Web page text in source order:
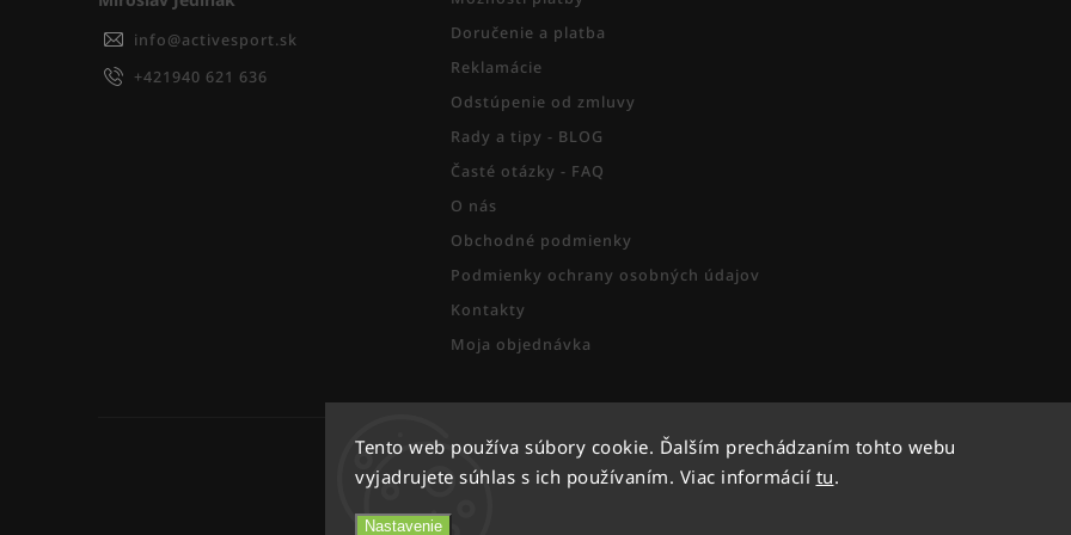
Tento web používa súbory cookie. Ďalším prechádzaním tohto webu
vyjadrujete súhlas s ich používaním. Viac informácií tu.
Nastavenie
info@activesport.sk
+421940 621 636
Doručenie a platba
Reklamácie
Odstúpenie od zmluvy
Rady a tipy - BLOG
Časté otázky - FAQ
O nás
Obchodné podmienky
Podmienky ochrany osobných údajov
Kontakty
Moja objednávka
Copyright 2026 Activesport . Všetky práva vyhradené.